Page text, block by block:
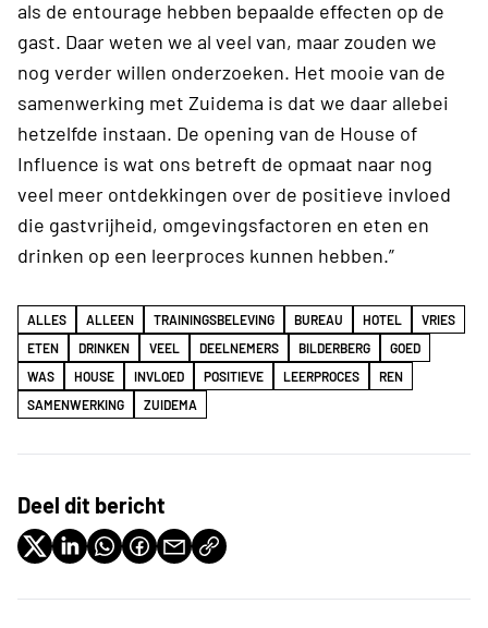
als de entourage hebben bepaalde effecten op de
gast. Daar weten we al veel van, maar zouden we
nog verder willen onderzoeken. Het mooie van de
samenwerking met Zuidema is dat we daar allebei
hetzelfde instaan. De opening van de House of
Influence is wat ons betreft de opmaat naar nog
veel meer ontdekkingen over de positieve invloed
die gastvrijheid, omgevingsfactoren en eten en
drinken op een leerproces kunnen hebben.”
ALLES ALLEEN TRAININGSBELEVING BUREAU HOTEL
VRIES
ETEN
DRINKEN VEEL DEELNEMERS BILDERBERG
GOED
WAS
HOUSE INVLOED POSITIEVE LEERPROCES
REN
SAMENWERKING
ZUIDEMA
Deel dit bericht